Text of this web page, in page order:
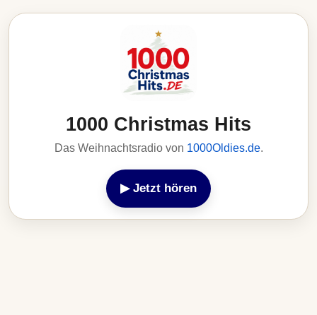
1000 Christmas Hits
Das Weihnachtsradio von 1000Oldies.de.
▶ Jetzt hören